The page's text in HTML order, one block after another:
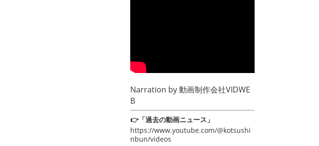
Narration by動画制作会社VIDWE
B
👉「過去の動画ニュース」
https://www.youtube.com/@kotsushi
nbun/videos